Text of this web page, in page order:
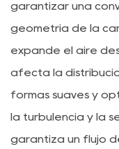
garantizar una
geometría de la
expande el aire
afecta la
formas suaves y
la turbulencia y la
garantiza un flujo